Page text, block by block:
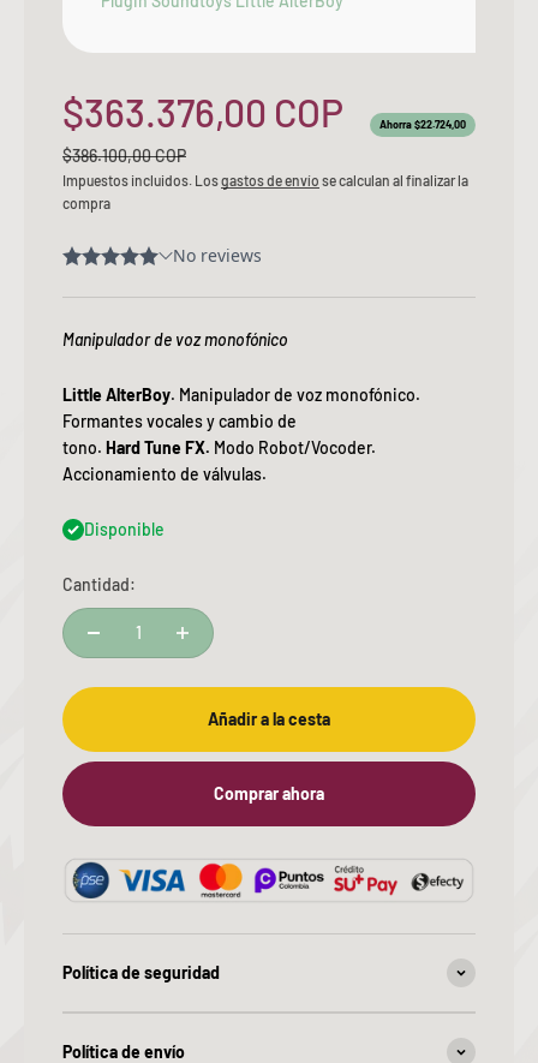
Precio de oferta
$363.376,00 COP
Precio normal
$386.100,00 COP
Ahorra $22.724,00
Impuestos incluidos. Losgastos de envío se calculan al finalizar la
compra
Manipulador de voz monofónico
Little AlterBoy. Manipulador de voz monofónico.
Formantes vocales y cambio de
tono. HardTune FX. Modo Robot/Vocoder.
Accionamiento de válvulas.
Disponible
Cantidad:
Añadir a la cesta
Comprar ahora
Política de seguridad
Política de envío